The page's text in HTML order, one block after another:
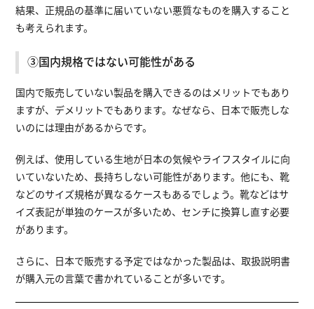
結果、正規品の基準に届いていない悪質なものを購入すること
も考えられます。
③国内規格ではない可能性がある
国内で販売していない製品を購入できるのはメリットでもあり
ますが、デメリットでもあります。なぜなら、日本で販売しな
いのには理由があるからです。
例えば、使用している生地が日本の気候やライフスタイルに向
いていないため、長持ちしない可能性があります。他にも、靴
などのサイズ規格が異なるケースもあるでしょう。靴などはサ
イズ表記が単独のケースが多いため、センチに換算し直す必要
があります。
さらに、日本で販売する予定ではなかった製品は、取扱説明書
が購入元の言葉で書かれていることが多いです。